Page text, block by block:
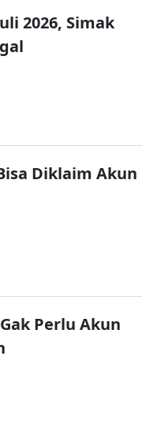
2026, Simak
Diklaim Akun
Perlu Akun